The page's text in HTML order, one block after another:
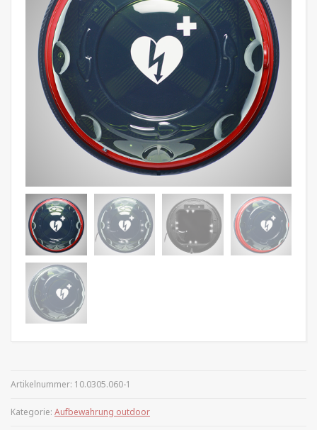
Artikelnummer: 10.0305.060-1
Kategorie: Aufbewahrung outdoor